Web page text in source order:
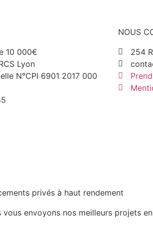
10 000€
Lyon
N°CPI 6901 2017 000
NOUS
254
privés à haut rendement
vous envoyons nos meilleurs projets en